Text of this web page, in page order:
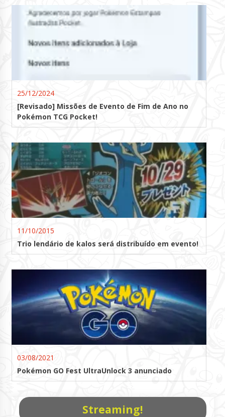
25/12/2024
[Revisado] Missões de Evento de Fim de Ano no
Pokémon TCG Pocket!
11/10/2015
Trio lendário de kalos será distribuído em evento!
03/08/2021
Pokémon GO Fest UltraUnlock 3 anunciado
Streaming!